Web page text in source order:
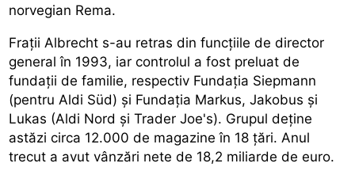
norvegian Rema.
Frații Albrecht s-au retras din funcțiile de director
general în 1993, iar controlul a fost preluat de
fundații de familie, respectiv Fundația Siepmann
(pentru Aldi Süd) și Fundația Markus, Jakobus și
Lukas (Aldi Nord și Trader Joe's). Grupul deține
astăzi circa 12.000 de magazine în 18 țări. Anul
trecut a avut vânzări nete de 18,2 miliarde de euro.